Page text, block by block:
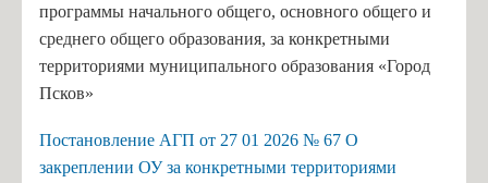
программы начального общего, основного общего и
среднего общего образования, за конкретными
территориями муниципального образования «Город
Псков»
Постановление АГП от 27 01 2026 № 67 О
закреплении ОУ за конкретными территориями